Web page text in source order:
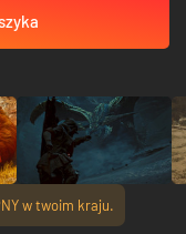
w twoim kraju.